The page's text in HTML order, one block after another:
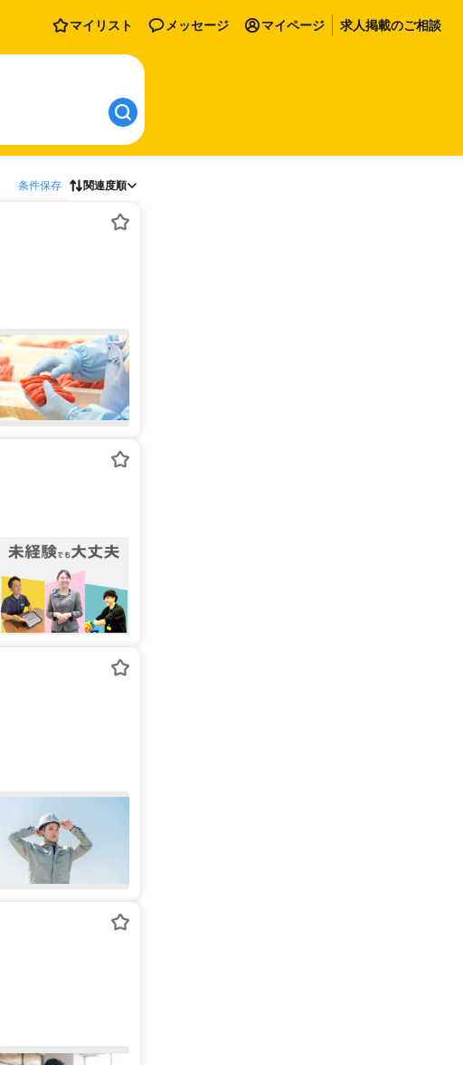
マイリスト メッセージ マイページ 求人掲載のご相談
条件保存 関連度順